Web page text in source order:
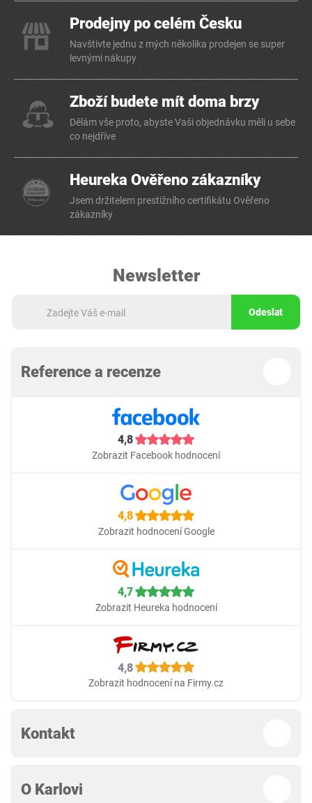
Prodejny po celém Česku
Navštivte jednu z mých několika prodejen se super
levnými nákupy
Zboží budete mít doma brzy
Dělám vše proto, abyste Vaši objednávku měli u sebe
co nejdříve
Heureka Ověřeno zákazníky
Jsem držitelem prestižního certifikátu Ověřeno
zákazníky
Newsletter
Odeslat
Reference a recenze
4,8
Zobrazit Facebook hodnocení
4,8
Zobrazit hodnocení Google
4,7
Zobrazit Heureka hodnocení
4,8
Zobrazit hodnocení na Firmy.cz
Kontakt
O Karlovi